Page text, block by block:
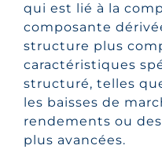
qui est lié à la
composante
structure plus
caractéristiques
structuré, telles
les baisses de
rendements ou
plus avancées.